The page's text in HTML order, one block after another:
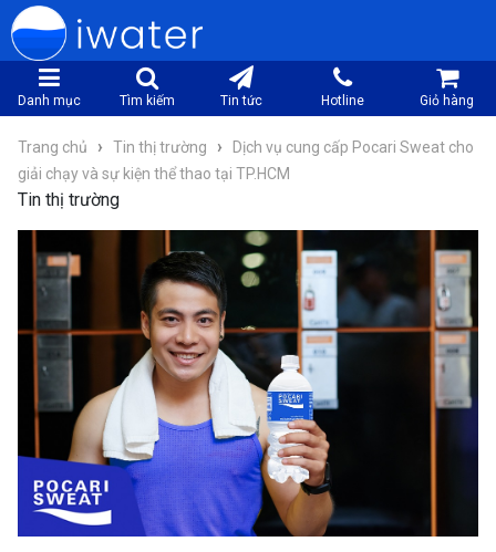
Danh mục Tìm kiếm Tin tức Hotline Giỏ hàng
Trang chủ › Tin thị trường ›
Dịch vụ cung cấp Pocari Sweat cho
giải chạy và sự kiện thể thao tại TP.HCM
Tin thị trường